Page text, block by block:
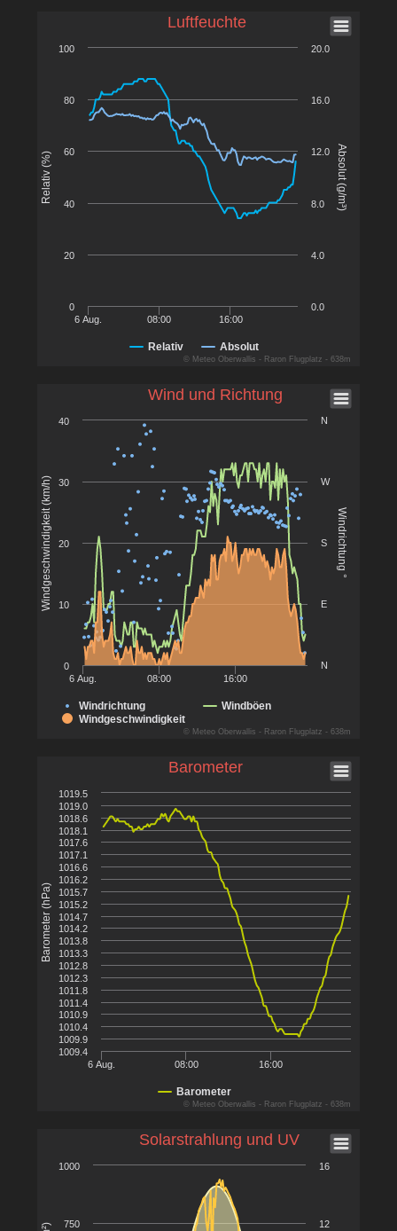
Relativ (%) Absolut (g/m³)
Relativ Absolut
6 Aug. 08:00 16:00
0
20
40
60
80
100
0.0
4.0
8.0
12.0
16.0
20.0
© Meteo Oberwallis - Raron Flugplatz - 638m
Luftfeuchte
Windgeschwindigkeit (km/h) Windrichtung °
Windrichtung
Windböen
Windgeschwindigkeit
6 Aug. 08:00 16:00
0
10
20
30
40
© Meteo Oberwallis - Raron Flugplatz - 638m
Wind und Richtung
N
E
S
W
N
Barometer (hPa)
Barometer
6 Aug. 08:00 16:00
1009.4
1009.9
1010.4
1010.9
1011.4
1011.8
1012.3
1012.8
1013.3
1013.8
1014.2
1014.7
1015.2
1015.7
1016.2
1016.6
1017.1
1017.6
1018.1
1018.6
1019.0
1019.5
© Meteo Oberwallis - Raron Flugplatz - 638m
Barometer
750
1000
12
16
Solarstrahlung und UV